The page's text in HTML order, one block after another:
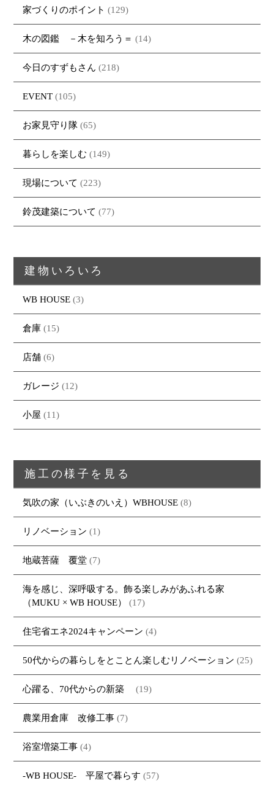
家づくりのポイント (129)
木の図鑑 －木を知ろう＝ (14)
今日のすずもさん (218)
EVENT (105)
お家見守り隊 (65)
暮らしを楽しむ (149)
現場について (223)
鈴茂建築について (77)
建物いろいろ
WB HOUSE (3)
倉庫 (15)
店舗 (6)
ガレージ (12)
小屋 (11)
施工の様子を見る
気吹の家（いぶきのいえ）WBHOUSE (8)
リノベーション (1)
地蔵菩薩 覆堂 (7)
海を感じ、深呼吸する。飾る楽しみがあふれる家
（MUKU × WB HOUSE）
(17)
住宅省エネ2024キャンペーン (4)
50代からの暮らしをとことん楽しむリノベーション (25)
心躍る、70代からの新築 (19)
農業用倉庫 改修工事 (7)
浴室増築工事 (4)
-WB HOUSE- 平屋で暮らす (57)
イベント
会社案内
採用情報
お問い合わせ
・DENTOU
・CUSTOM
ORDER
・REFORM
・DENTOUの家一覧
・CUSTOM
・REFORMの家一覧